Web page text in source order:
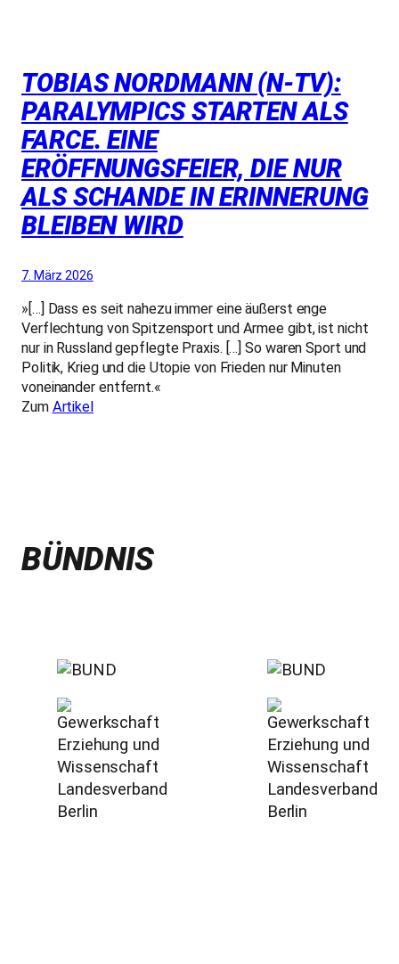
TOBIAS NORDMANN (N-TV):
PARALYMPICS STARTEN ALS
FARCE. EINE
ERÖFFNUNGSFEIER, DIE NUR
ALS SCHANDE IN ERINNERUNG
BLEIBEN WIRD
7. März 2026
»[…] Dass es seit nahezu immer eine äußerst enge
Verflechtung von Spitzensport und Armee gibt, ist nicht
nur in Russland gepflegte Praxis. […] So waren Sport und
Politik, Krieg und die Utopie von Frieden nur Minuten
voneinander entfernt.«
Zum Artikel
BÜNDNIS